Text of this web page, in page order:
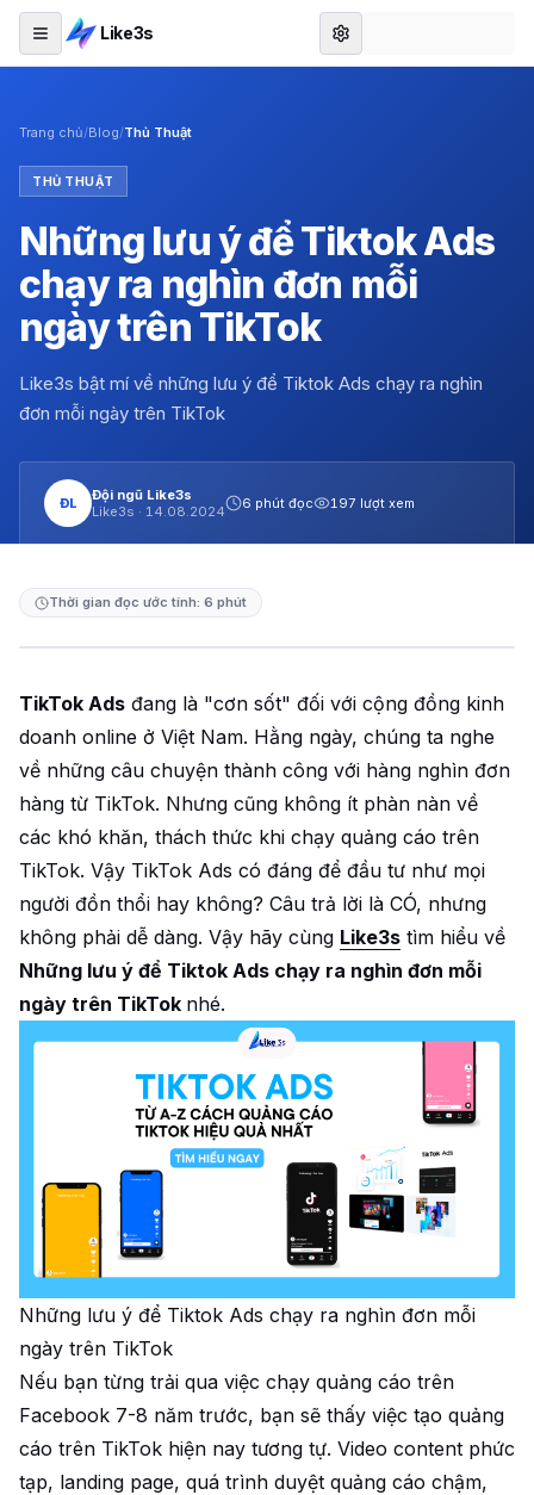
Like3s
Trang chủ/Blog/Thủ Thuật
THỦ THUẬT
Những lưu ý để Tiktok Ads
chạy ra nghìn đơn mỗi
ngày trên TikTok
Like3s bật mí về những lưu ý để Tiktok Ads chạy ra nghìn
đơn mỗi ngày trên TikTok
ĐL
Đội ngũ Like3s
Like3s · 14.08.2024
6 phút đọc 197 lượt xem
Thời gian đọc ước tính: 6 phút
TikTok Ads đang là "cơn sốt" đối với cộng đồng kinh
doanh online ở Việt Nam. Hằng ngày, chúng ta nghe
về những câu chuyện thành công với hàng nghìn đơn
hàng từ TikTok. Nhưng cũng không ít phàn nàn về
các khó khăn, thách thức khi chạy quảng cáo trên
TikTok. Vậy TikTok Ads có đáng để đầu tư như mọi
người đồn thổi hay không? Câu trả lời là CÓ, nhưng
không phải dễ dàng. Vậy hãy cùng Like3s tìm hiểu về
Những lưu ý để Tiktok Ads chạy ra nghìn đơn mỗi
ngày trên TikTok nhé.
Những lưu ý để Tiktok Ads chạy ra nghìn đơn mỗi
ngày trên TikTok
Nếu bạn từng trải qua việc chạy quảng cáo trên
Facebook 7-8 năm trước, bạn sẽ thấy việc tạo quảng
cáo trên TikTok hiện nay tương tự. Video content phức
tạp, landing page, quá trình duyệt quảng cáo chậm,